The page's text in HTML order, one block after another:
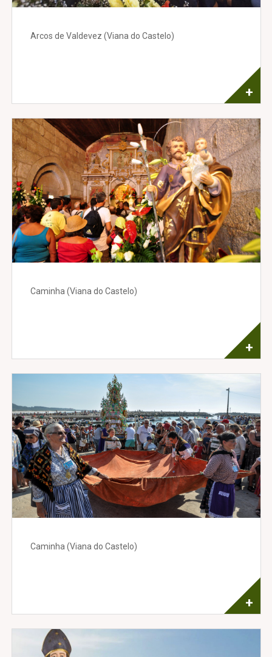
Arcos de Valdevez (Viana do Castelo)
+
Caminha (Viana do Castelo)
+
Caminha (Viana do Castelo)
+